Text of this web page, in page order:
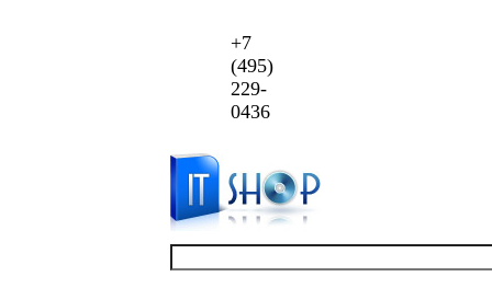
+7
(495)
229-
0436